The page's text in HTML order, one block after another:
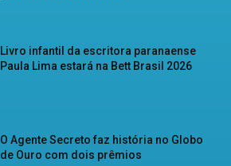
Livro infantil da escritora paranaense
Paula Lima estará na Bett Brasil 2026
O Agente Secreto faz história no Globo
de Ouro com dois prêmios